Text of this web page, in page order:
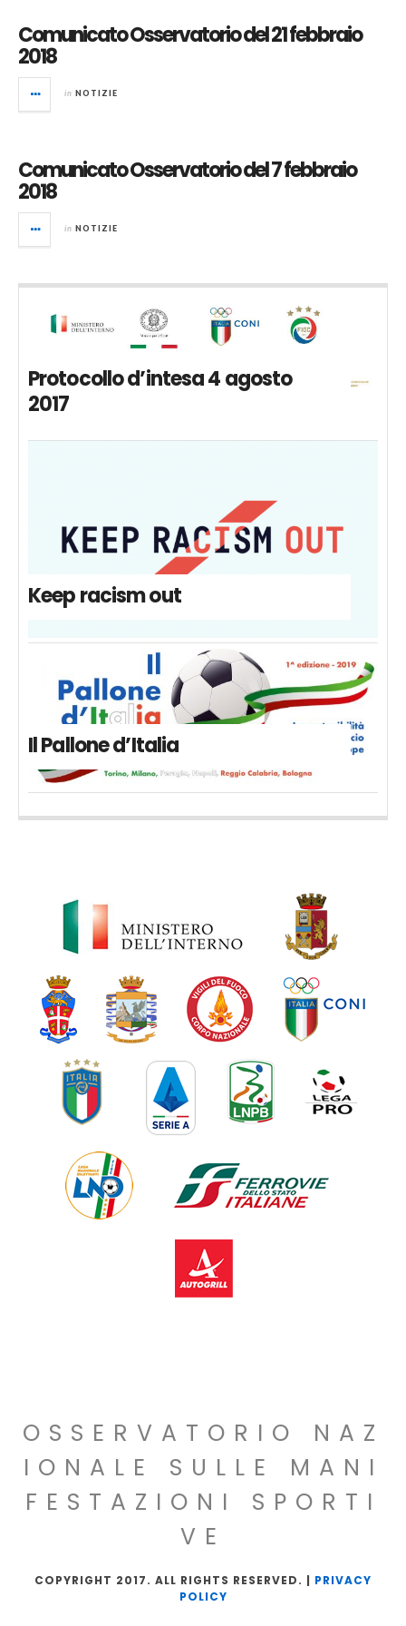
Comunicato Osservatorio del 21 febbraio
2018
in NOTIZIE
Comunicato Osservatorio del 7 febbraio
2018
in NOTIZIE
Protocollo d’intesa 4 agosto
2017
Keep racism out
Il Pallone d’Italia
OSSERVATORIO NAZ
IONALE SULLE MANI
FESTAZIONI SPORTI
VE
COPYRIGHT 2017. ALL RIGHTS RESERVED. | PRIVACY
POLICY